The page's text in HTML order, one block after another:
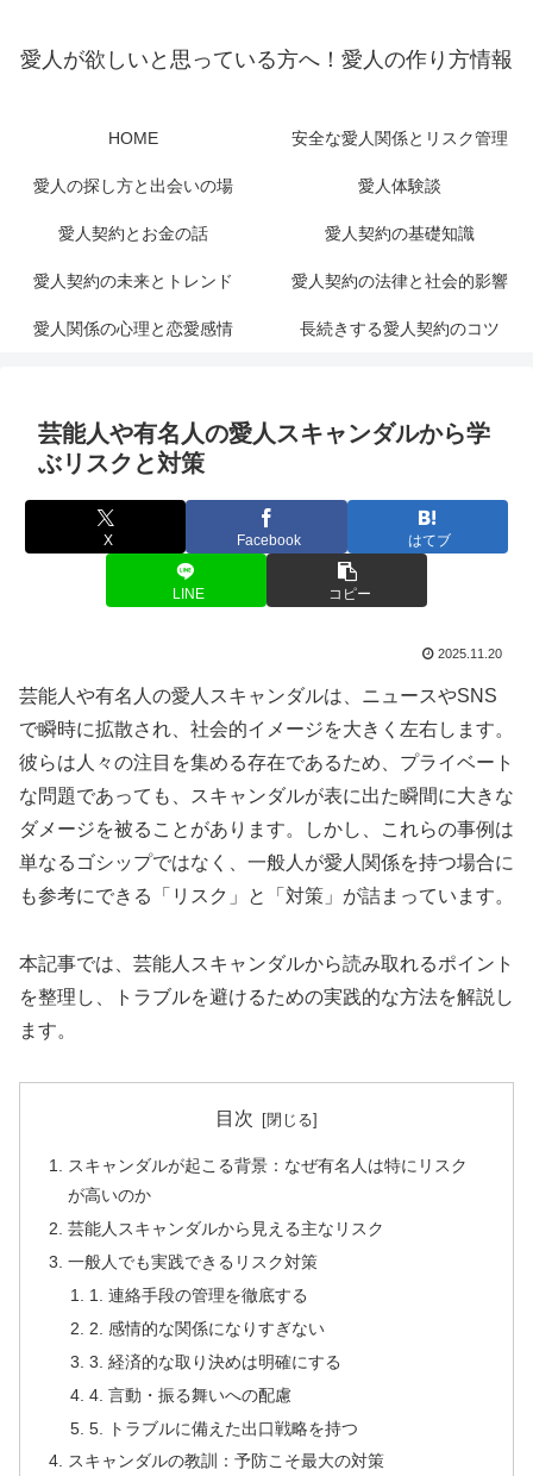
愛人が欲しいと思っている方へ！愛人の作り方情報
HOME 安全な愛人関係とリスク管理
愛人の探し方と出会いの場 愛人体験談
愛人契約とお金の話 愛人契約の基礎知識
愛人契約の未来とトレンド 愛人契約の法律と社会的影響
愛人関係の心理と恋愛感情 長続きする愛人契約のコツ
芸能人や有名人の愛人スキャンダルから学
ぶリスクと対策
X Facebook はてブ
LINE コピー
2025.11.20
芸能人や有名人の愛人スキャンダルは、ニュースやSNS
で瞬時に拡散され、社会的イメージを大きく左右します。
彼らは人々の注目を集める存在であるため、プライベート
な問題であっても、スキャンダルが表に出た瞬間に大きな
ダメージを被ることがあります。しかし、これらの事例は
単なるゴシップではなく、一般人が愛人関係を持つ場合に
も参考にできる「リスク」と「対策」が詰まっています。
本記事では、芸能人スキャンダルから読み取れるポイント
を整理し、トラブルを避けるための実践的な方法を解説し
ます。
目次
スキャンダルが起こる背景：なぜ有名人は特にリスク
が高いのか
芸能人スキャンダルから見える主なリスク
一般人でも実践できるリスク対策
1. 連絡手段の管理を徹底する
2. 感情的な関係になりすぎない
3. 経済的な取り決めは明確にする
4. 言動・振る舞いへの配慮
5. トラブルに備えた出口戦略を持つ
スキャンダルの教訓：予防こそ最大の対策